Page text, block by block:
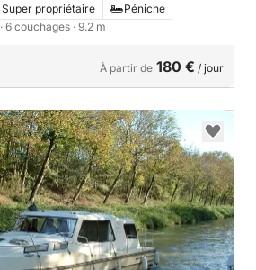
Super propriétaire
Péniche
· 6 couchages · 9.2 m
À partir de 180 € / jour